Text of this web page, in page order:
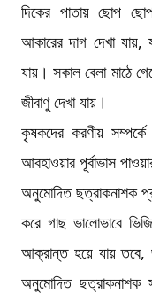
দিকের পাতায় ছোপ
আকারের দাগ দেখা
যায়। সকাল বেলা মাঠে
জীবাণু দেখা যায়।
কৃষকদের করণীয়
আবহাওয়ার পূর্বাভাস
অনুমোদিত ছত্রাকনাশক
করে গাছ ভালোভাবে
আক্রান্ত হয়ে যায়
অনুমোদিত ছত্রাকনাশক